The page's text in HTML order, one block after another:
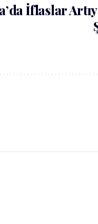
İflaslar